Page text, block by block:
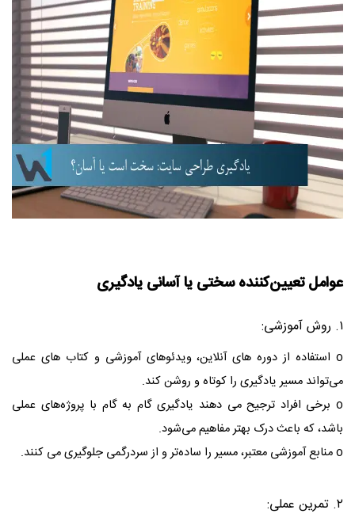
عوامل تعیین‌کننده سختی یا آسانی یادگیری
۱. روش آموزشی:
o استفاده از دوره‌ های آنلاین، ویدئوهای آموزشی و کتاب‌ های عملی
می‌تواند مسیر یادگیری را کوتاه و روشن کند.
o برخی افراد ترجیح می‌ دهند یادگیری گام به گام با پروژه‌های عملی
باشد، که باعث درک بهتر مفاهیم می‌شود.
o منابع آموزشی معتبر، مسیر را ساده‌تر و از سردرگمی جلوگیری می‌ کنند.
۲. تمرین عملی: